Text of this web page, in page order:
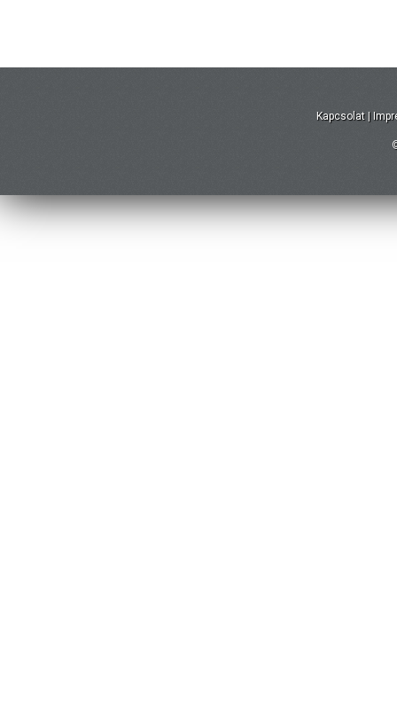
Kapcsolat |